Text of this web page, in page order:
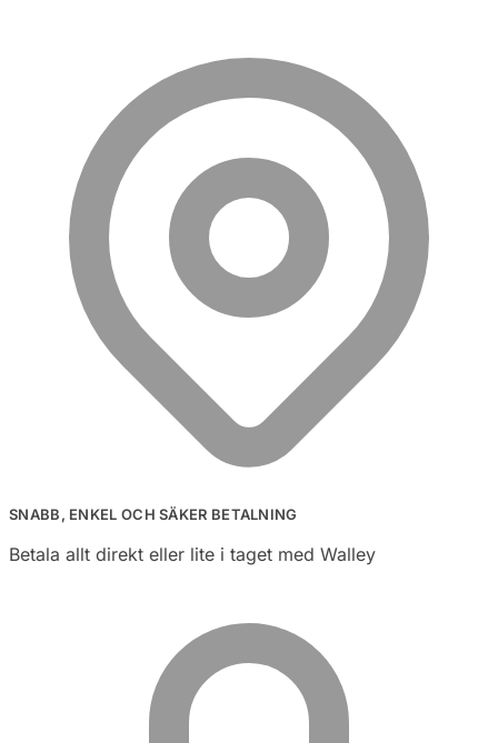
SNABB, ENKEL OCH SÄKER BETALNING
Betala allt direkt eller lite i taget med Walley